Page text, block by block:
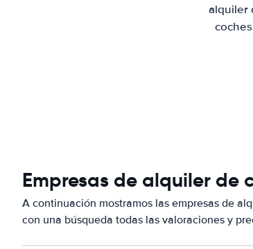
alquiler
Empresas de alquiler de
A continuación mostramos las empresas de
con una búsqueda todas las valoraciones y